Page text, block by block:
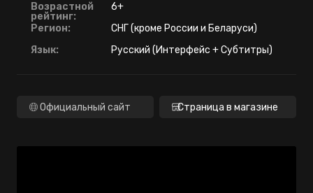
Возрастной
рейтинг:
6+
Регион:
СНГ (кроме России и Беларуси)
Язык:
Русский (Интерфейс + Субтитры)
Официальный сайт Страница в магазине